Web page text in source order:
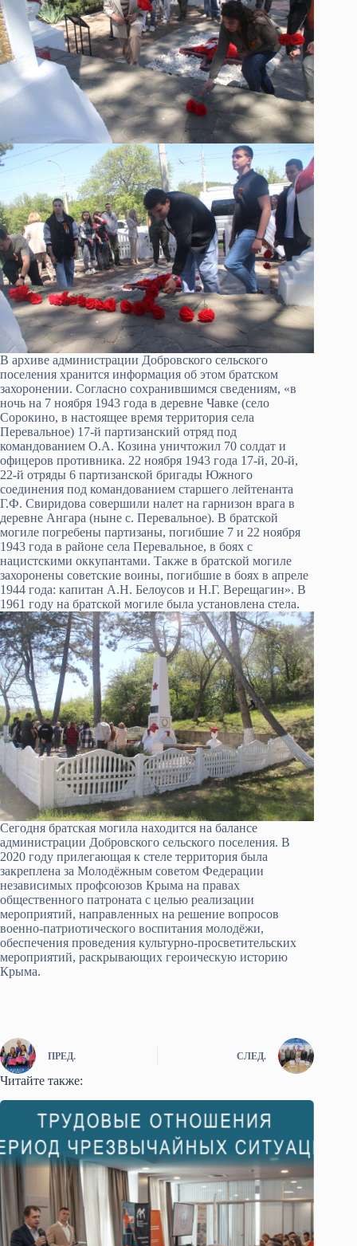
В архиве администрации Добровского сельского
поселения хранится информация об этом братском
захоронении. Согласно сохранившимся сведениям, «в
ночь на 7 ноября 1943 года в деревне Чавке (село
Сорокино, в настоящее время территория села
Перевальное) 17-й партизанский отряд под
командованием О.А. Козина уничтожил 70 солдат и
офицеров противника. 22 ноября 1943 года 17-й, 20-й,
22-й отряды 6 партизанской бригады Южного
соединения под командованием старшего лейтенанта
Г.Ф. Свиридова совершили налет на гарнизон врага в
деревне Ангара (ныне с. Перевальное). В братской
могиле погребены партизаны, погибшие 7 и 22 ноября
1943 года в районе села Перевальное, в боях с
нацистскими оккупантами. Также в братской могиле
захоронены советские воины, погибшие в боях в апреле
1944 года: капитан А.Н. Белоусов и Н.Г. Верещагин». В
1961 году на братской могиле была установлена стела.
Сегодня братская могила находится на балансе
администрации Добровского сельского поселения. В
2020 году прилегающая к стеле территория была
закреплена за Молодёжным советом Федерации
независимых профсоюзов Крыма на правах
общественного патроната с целью реализации
мероприятий, направленных на решение вопросов
военно-патриотического воспитания молодёжи,
обеспечения проведения культурно-просветительских
мероприятий, раскрывающих героическую историю
Крыма.
ПРЕД. СЛЕД.
Читайте также: